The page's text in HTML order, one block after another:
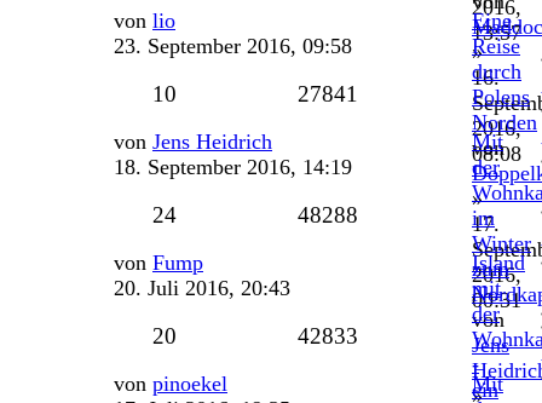
2016,
13:57
Maddoc
»
16.
2016,
08:08
Letzter
Beitrag
von lio
23. September 2016, 09:58
Eine
Reise
durch
Polens
Norden
von
»
17.
2016,
00:31
10 27841
Letzter
Beitrag
von Jens Heidrich
18. September 2016, 14:19
Mit
der
im
Winter
zum
von
Jens
»
24Antworten 48288
Letzter
Beitrag
von Fump
20. Juli 2016, 20:43
Island
mit
der
-
ein
20 42833
Letzter
von pinoekel
Mit